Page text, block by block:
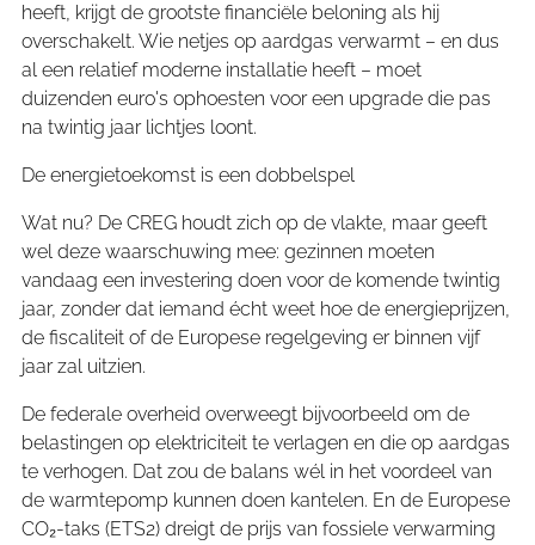
heeft, krijgt de grootste financiële beloning als hij
overschakelt. Wie netjes op aardgas verwarmt – en dus
al een relatief moderne installatie heeft – moet
duizenden euro's ophoesten voor een upgrade die pas
na twintig jaar lichtjes loont.
De energietoekomst is een dobbelspel
Wat nu? De CREG houdt zich op de vlakte, maar geeft
wel deze waarschuwing mee: gezinnen moeten
vandaag een investering doen voor de komende twintig
jaar, zonder dat iemand écht weet hoe de energieprijzen,
de fiscaliteit of de Europese regelgeving er binnen vijf
jaar zal uitzien.
De federale overheid overweegt bijvoorbeeld om de
belastingen op elektriciteit te verlagen en die op aardgas
te verhogen. Dat zou de balans wél in het voordeel van
de warmtepomp kunnen doen kantelen. En de Europese
CO₂-taks (ETS2) dreigt de prijs van fossiele verwarming